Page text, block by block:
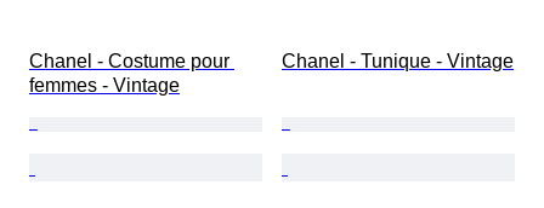
Chanel - Costume pour
femmes - Vintage
Chanel - Tunique - Vintage